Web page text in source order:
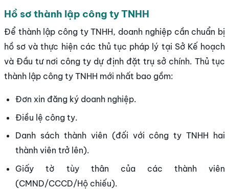
Hồ sơ thành lập công ty TNHH
Để thành lập công ty TNHH, doanh nghiệp cần chuẩn bị
hồ sơ và thực hiện các thủ tục pháp lý tại Sở Kế hoạch
và Đầu tư nơi công ty dự định đặt trụ sở chính. Thủ tục
thành lập công ty TNHH mới nhất bao gồm:
Đơn xin đăng ký doanh nghiệp.
Điều lệ công ty.
Danh sách thành viên (đối với công ty TNHH hai
thành viên trở lên).
Giấy tờ tùy thân của các thành viên
(CMND/CCCD/Hộ chiếu).